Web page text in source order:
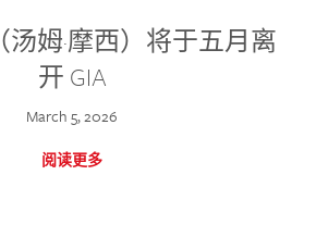
汤姆·摩西）将于五月离
开 GIA
March 5, 2026
阅读更多